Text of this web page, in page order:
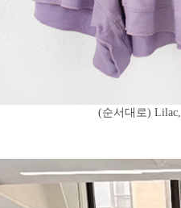
(순서대로) Lilac,